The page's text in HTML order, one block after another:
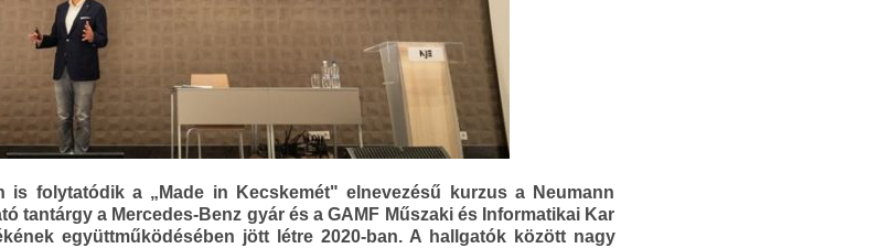
is folytatódik a „Made in Kecskemét" elnevezésű kurzus a Neumann
tantárgy a Mercedes-Benz gyár és a GAMF Műszaki és Informatikai Kar
együttműködésében jött létre 2020-ban. A hallgatók között nagy